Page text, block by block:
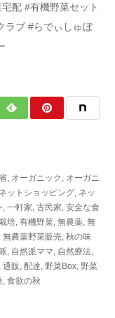
配 #有機野菜セット
ラブ #らでぃしゅぼ
, オーガニック , オーガニ
ネットショッピング, ネッ
, 一軒家, 古民家, 安全な食
培, 有機野菜, 無農薬, 無
, 無農薬野菜販売, 秋の味
, 自然派ママ, 自然療法,
, 通販 , 配達, 野菜Box, 野菜
, 食欲の秋